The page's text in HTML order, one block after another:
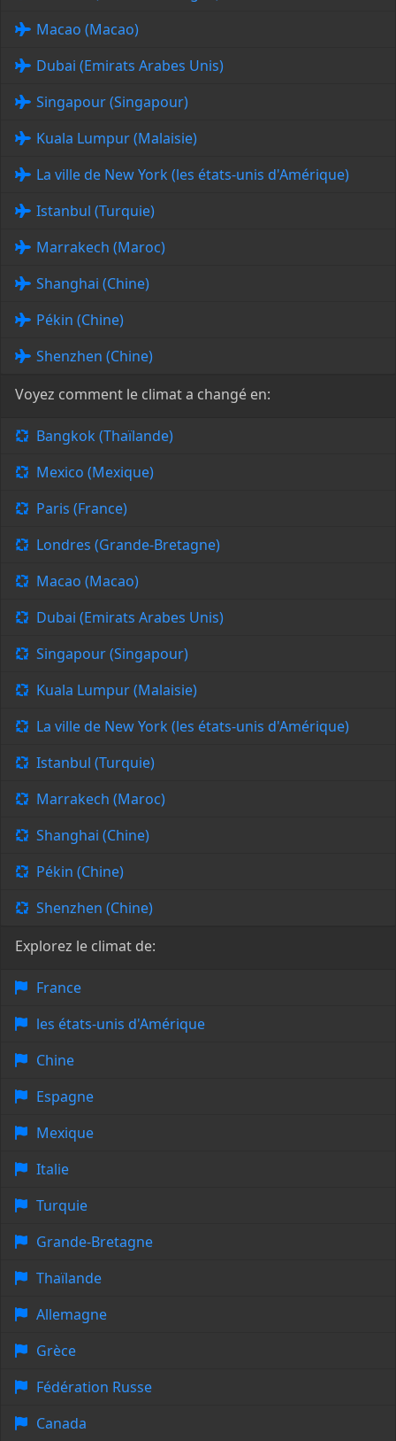
Macao (Macao)
Dubai (Emirats Arabes Unis)
Singapour (Singapour)
Kuala Lumpur (Malaisie)
La ville de New York (les états-unis d'Amérique)
Istanbul (Turquie)
Marrakech (Maroc)
Shanghai (Chine)
Pékin (Chine)
Shenzhen (Chine)
Voyez comment le climat a changé en:
Bangkok (Thaïlande)
Mexico (Mexique)
Paris (France)
Londres (Grande-Bretagne)
Macao (Macao)
Dubai (Emirats Arabes Unis)
Singapour (Singapour)
Kuala Lumpur (Malaisie)
La ville de New York (les états-unis d'Amérique)
Istanbul (Turquie)
Marrakech (Maroc)
Shanghai (Chine)
Pékin (Chine)
Shenzhen (Chine)
Explorez le climat de:
France
les états-unis d'Amérique
Chine
Espagne
Mexique
Italie
Turquie
Grande-Bretagne
Thaïlande
Allemagne
Grèce
Fédération Russe
Canada